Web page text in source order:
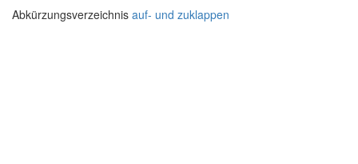
Abkürzungsverzeichnis auf- und zuklappen